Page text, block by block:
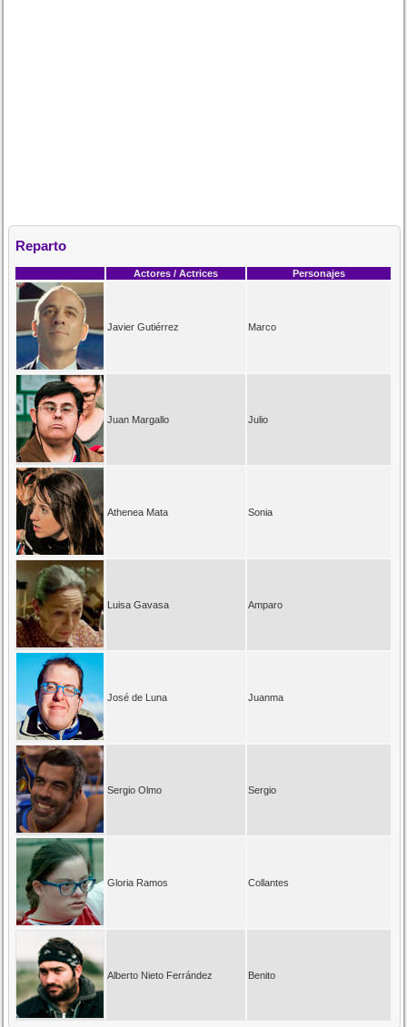
Reparto
Actores / Actrices Personajes
Javier Gutiérrez Marco
Juan Margallo Julio
Athenea Mata Sonia
Luisa Gavasa Amparo
José de Luna Juanma
Sergio Olmo Sergio
Gloria Ramos Collantes
Alberto Nieto Ferrández Benito